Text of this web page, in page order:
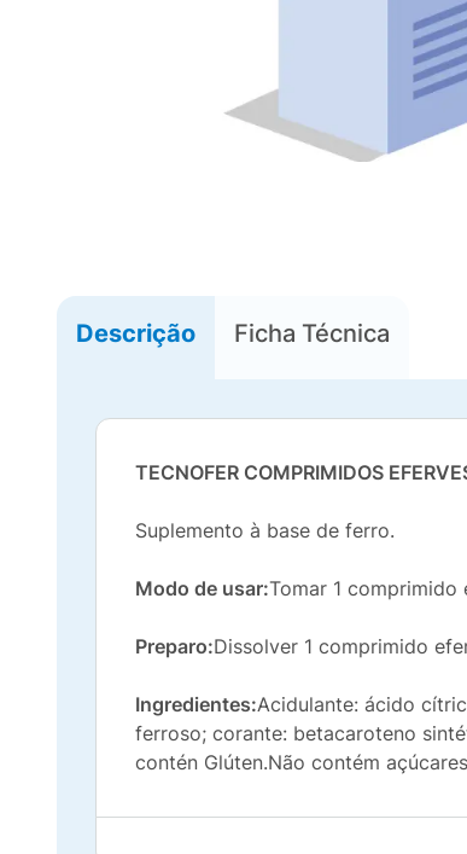
Descrição Ficha Técnica
TECNOFER COMPRIMIDOS
Suplemento à base de ferro.
Modo de usar:Tomar 1 comprimido
Preparo:Dissolver 1 comprimido
Ingredientes:Acidulante: ácido
ferroso; corante: betacaroteno
contén Glúten.Não contém